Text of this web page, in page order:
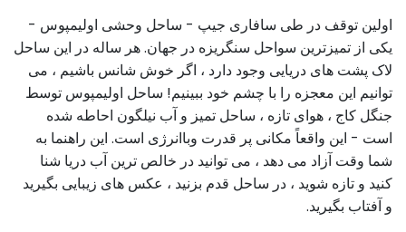
اولین توقف در طی سافاری جیپ - ساحل وحشی اولیمپوس -
یکی از تمیزترین سواحل سنگریزه در جهان. هر ساله در این ساحل
لاک پشت های دریایی وجود دارد ، اگر خوش شانس باشیم ، می
توانیم این معجزه را با چشم خود ببینیم! ساحل اولیمپوس توسط
جنگل کاج ، هوای تازه ، ساحل تمیز و آب نیلگون احاطه شده
است - این واقعاً مکانی پر قدرت وباانرژی است. این راهنما به
شما وقت آزاد می دهد ، می توانید در خالص ترین آب دریا شنا
کنید و تازه شوید ، در ساحل قدم بزنید ، عکس های زیبایی بگیرید
و آفتاب بگیرید.